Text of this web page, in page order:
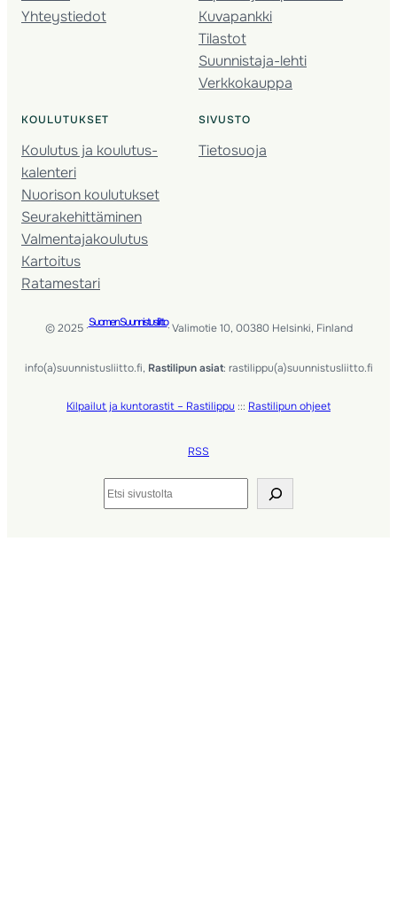
Yhteystiedot
Kuvapankki
Tilastot
Suunnistaja-lehti
Verkkokauppa
KOULUTUKSET
Koulutus ja koulutus­
kalenteri
Nuorison koulutukset
Seura­kehittäminen
Valmentaja­koulutus
Kartoitus
Ratamestari
SIVUSTO
Tietosuoja
© 2025 ·Suomen Suunnistusliitto· Valimotie 10, 00380 Helsinki, Finland
info(a)suunnistusliitto.fi, Rastilipun asiat: rastilippu(a)suunnistusliitto.fi
Kilpailut ja kuntorastit – Rastilippu ::: Rastilipun ohjeet
RSS
Etsi